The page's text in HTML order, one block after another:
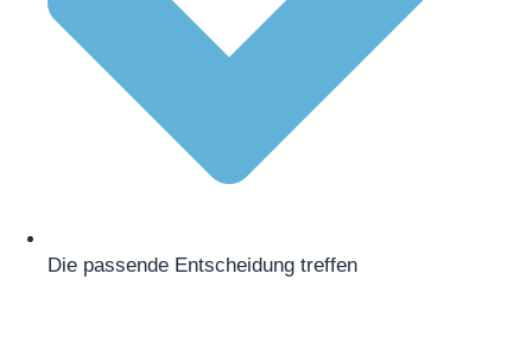
Die passende Entscheidung treffen